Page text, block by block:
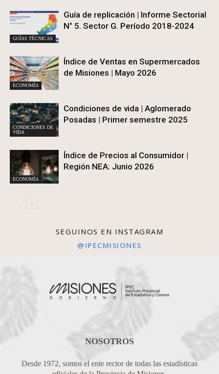
GUÍAS TÉCNICAS
Guía de replicación | Informe Sectorial
N° 5. Sector G. Período 2018-2024
ECONOMÍA
Índice de Ventas en Supermercados
de Misiones | Mayo 2026
CONDICIONES DE
VIDA
Condiciones de vida | Aglomerado
Posadas | Primer semestre 2025
ECONOMÍA
Índice de Precios al Consumidor |
Región NEA: Junio 2026
SEGUINOS EN INSTAGRAM
@IPECMISIONES
NOSOTROS
Desde 1972, somos el ente rector de todas las estadísticas